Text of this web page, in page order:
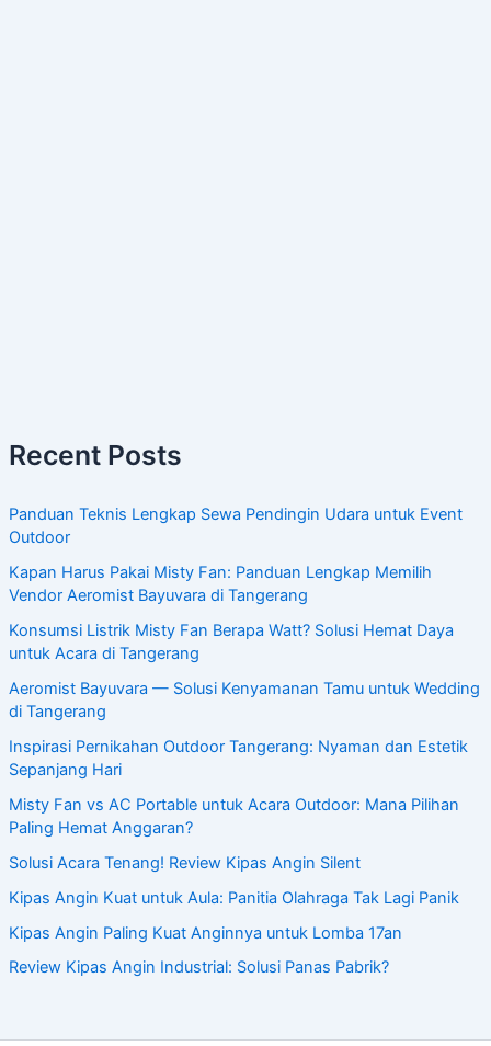
Recent Posts
Panduan Teknis Lengkap Sewa Pendingin Udara untuk Event
Outdoor
Kapan Harus Pakai Misty Fan: Panduan Lengkap Memilih
Vendor Aeromist Bayuvara di Tangerang
Konsumsi Listrik Misty Fan Berapa Watt? Solusi Hemat Daya
untuk Acara di Tangerang
Aeromist Bayuvara — Solusi Kenyamanan Tamu untuk Wedding
di Tangerang
Inspirasi Pernikahan Outdoor Tangerang: Nyaman dan Estetik
Sepanjang Hari
Misty Fan vs AC Portable untuk Acara Outdoor: Mana Pilihan
Paling Hemat Anggaran?
Solusi Acara Tenang! Review Kipas Angin Silent
Kipas Angin Kuat untuk Aula: Panitia Olahraga Tak Lagi Panik
Kipas Angin Paling Kuat Anginnya untuk Lomba 17an
Review Kipas Angin Industrial: Solusi Panas Pabrik?